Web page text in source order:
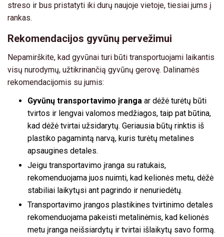
streso ir bus pristatyti iki durų naujoje vietoje, tiesiai jums į
rankas.
Rekomendacijos gyvūnų pervežimui
Nepamirškite, kad gyvūnai turi būti transportuojami laikantis
visų nurodymų, užtikrinančią gyvūnų gerovę. Dalinamės
rekomendacijomis su jumis:
Gyvūnų transportavimo įranga ar dėžė turėtų būti
tvirtos ir lengvai valomos medžiagos, taip pat būtina,
kad dėžė tvirtai užsidarytų. Geriausia būtų rinktis iš
plastiko pagamintą narvą, kuris turėtų metalines
apsaugines detales.
Jeigu transportavimo įranga su ratukais,
rekomenduojama juos nuimti, kad kelionės metu, dėžė
stabiliai laikytųsi ant pagrindo ir nenuriedėtų.
Transportavimo įrangos plastikines tvirtinimo detales
rekomenduojama pakeisti metalinėmis, kad kelionės
metu įranga neišsiardytų ir tvirtai išlaikytų savo formą.